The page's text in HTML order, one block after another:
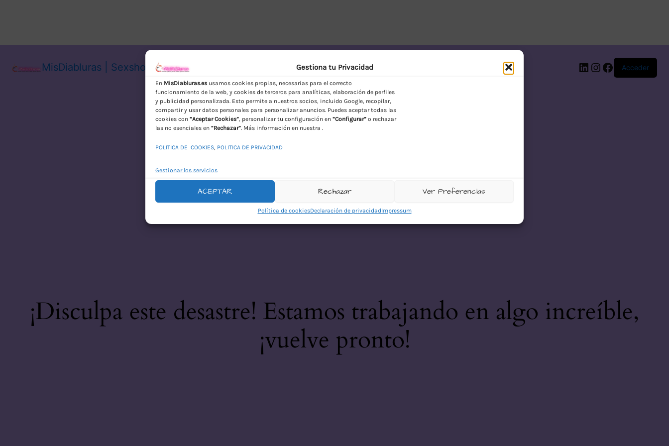
Gestiona tu Privacidad
En MisDiabluras.es usamos cookies propias, necesarias para el correcto
funcionamiento de la web, y cookies de terceros para analíticas, elaboración de perfiles
y publicidad personalizada. Esto permite a nuestros socios, incluido Google, recopilar,
compartir y usar datos personales para personalizar anuncios. Puedes aceptar todas las
cookies con “Aceptar Cookies”, personalizar tu configuración en “Configurar” o rechazar
las no esenciales en “Rechazar”. Más información en nuestra .
POLITICA DE COOKIES, POLITICA DE PRIVACIDAD
Gestionar los servicios
ACEPTAR Rechazar Ver Preferencias
Política de cookiesDeclaración de privacidadImpressum
MisDiabluras | Sexshop Online con Envío Discreto en España
LinkedIn
Instagram
Facebook
Acceder
¡Disculpa este desastre! Estamos trabajando en algo increíble,
¡vuelve pronto!